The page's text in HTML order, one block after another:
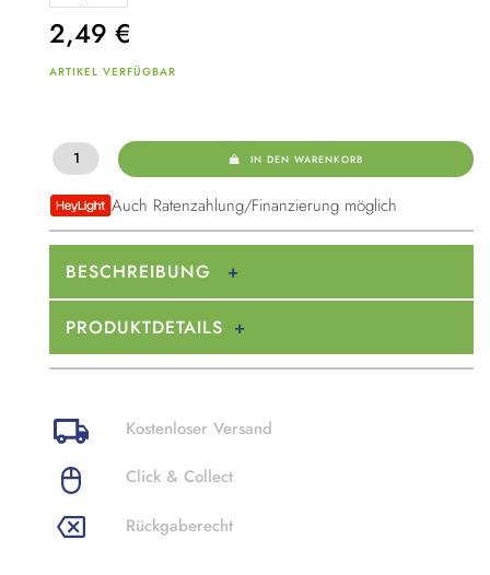
2,49 €
ARTIKEL VERFÜGBAR
IN DEN WARENKORB
Auch Ratenzahlung/Finanzierung möglich
BESCHREIBUNG
PRODUKTDETAILS
Kostenloser Versand
Click & Collect
Rückgaberecht